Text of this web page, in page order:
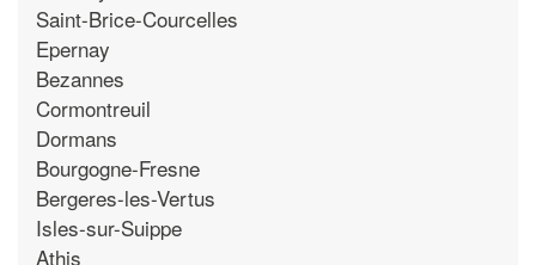
Saint-Brice-Courcelles
Epernay
Bezannes
Cormontreuil
Dormans
Bourgogne-Fresne
Bergeres-les-Vertus
Isles-sur-Suippe
Athis